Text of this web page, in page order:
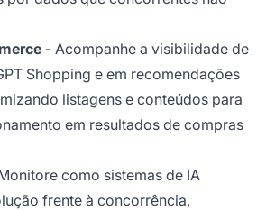
- Acompanhe a visibilidade de
Shopping e em recomendações
listagens e conteúdos para
em resultados de compras
como sistemas de IA
frente à concorrência,